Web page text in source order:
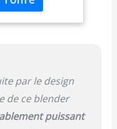
glacées,
pour des
parfaitement
inoxydable
réduisent en
et
Faites
des
par le design
de ce blender
puissant